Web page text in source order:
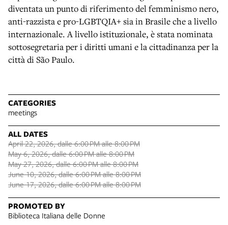
diventata un punto di riferimento del femminismo nero,
anti-razzista e pro-LGBTQIA+ sia in Brasile che a livello
internazionale. A livello istituzionale, è stata nominata
sottosegretaria per i diritti umani e la cittadinanza per la
città di São Paulo.
CATEGORIES
meetings
ALL DATES
April 22, 2026, dalle 6:00 PM alle 8:00 PM
May 6, 2026, dalle 6:00 PM alle 8:00 PM
May 27, 2026, dalle 6:00 PM alle 8:00 PM
June 10, 2026, dalle 6:00 PM alle 8:00 PM
June 17, 2026, dalle 6:00 PM alle 8:00 PM
PROMOTED BY
Biblioteca Italiana delle Donne